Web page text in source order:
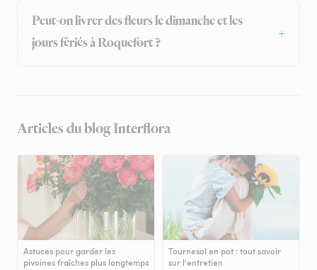
Peut-on livrer des fleurs le dimanche et les
jours fériés à Roquefort ?
Articles du blog Interflora
Astuces pour garder les
pivoines fraîches plus longtemps
Tournesol en pot : tout savoir
sur l'entretien